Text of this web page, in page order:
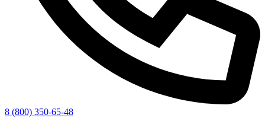
8 (800) 350-65-48